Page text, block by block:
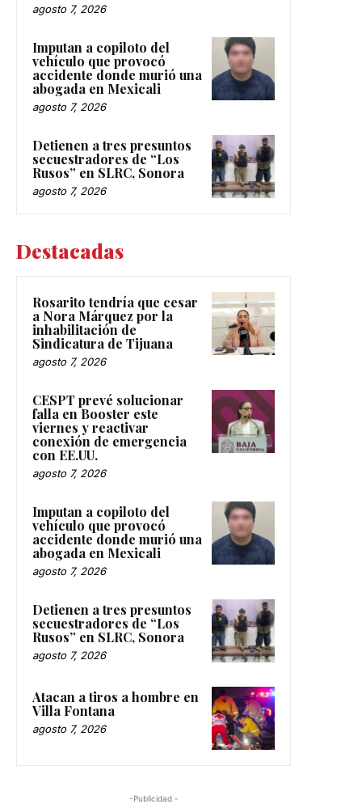
agosto 7, 2026
Imputan a copiloto del
vehículo que provocó
accidente donde murió una
abogada en Mexicali
agosto 7, 2026
Detienen a tres presuntos
secuestradores de “Los
Rusos” en SLRC, Sonora
agosto 7, 2026
Destacadas
Rosarito tendría que cesar
a Nora Márquez por la
inhabilitación de
Sindicatura de Tijuana
agosto 7, 2026
CESPT prevé solucionar
falla en Booster este
viernes y reactivar
conexión de emergencia
con EE.UU.
agosto 7, 2026
Imputan a copiloto del
vehículo que provocó
accidente donde murió una
abogada en Mexicali
agosto 7, 2026
Detienen a tres presuntos
secuestradores de “Los
Rusos” en SLRC, Sonora
agosto 7, 2026
Atacan a tiros a hombre en
Villa Fontana
agosto 7, 2026
-Publicidad -